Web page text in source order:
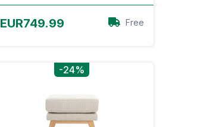
EUR749.99 Free
-24%